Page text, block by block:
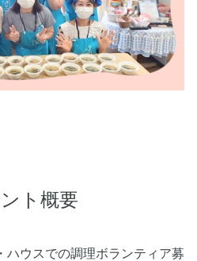
ト概要
ハウスでの調理ボランティア募